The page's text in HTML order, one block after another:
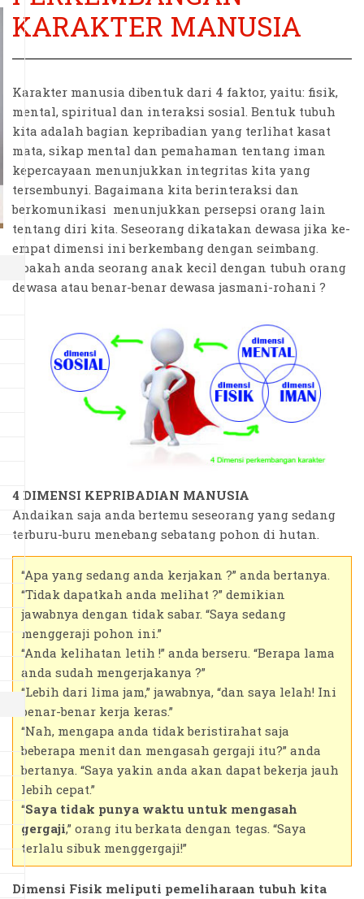
KARAKTER MANUSIA
Karakter manusia dibentuk dari 4 faktor, yaitu: fisik,
mental, spiritual dan interaksi sosial. Bentuk tubuh
kita adalah bagian kepribadian yang terlihat kasat
mata, sikap mental dan pemahaman tentang iman
kepercayaan menunjukkan integritas kita yang
tersembunyi. Bagaimana kita berinteraksi dan
berkomunikasi menunjukkan persepsi orang lain
tentang diri kita. Seseorang dikatakan dewasa jika ke-
empat dimensi ini berkembang dengan seimbang.
Apakah anda seorang anak kecil dengan tubuh orang
dewasa atau benar-benar dewasa jasmani-rohani ?
4 DIMENSI KEPRIBADIAN MANUSIA
Andaikan saja anda bertemu seseorang yang sedang
terburu-buru menebang sebatang pohon di hutan.
“Apa yang sedang anda kerjakan ?” anda bertanya.
“Tidak dapatkah anda melihat ?” demikian
jawabnya dengan tidak sabar. “Saya sedang
menggeraji pohon ini.”
“Anda kelihatan letih !” anda berseru. “Berapa lama
anda sudah mengerjakanya ?”
“Lebih dari lima jam,” jawabnya, “dan saya lelah! Ini
benar-benar kerja keras.”
“Nah, mengapa anda tidak beristirahat saja
beberapa menit dan mengasah gergaji itu?” anda
bertanya. “Saya yakin anda akan dapat bekerja jauh
lebih cepat.”
“Saya tidak punya waktu untuk mengasah
gergaji,” orang itu berkata dengan tegas. “Saya
terlalu sibuk menggergaji!”
Dimensi Fisik meliputi pemeliharaan tubuh kita